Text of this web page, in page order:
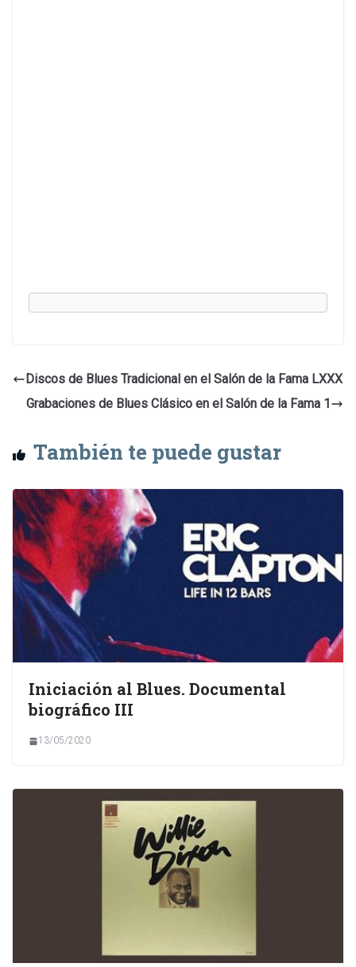
Discos de Blues Tradicional en el Salón de la Fama LXXX
Grabaciones de Blues Clásico en el Salón de la Fama 1
También te puede gustar
Iniciación al Blues. Documental
biográfico III
13/05/2020